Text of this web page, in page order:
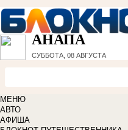
АНАПА
СУББОТА, 08 АВГУСТА
МЕНЮ
АВТО
АФИША